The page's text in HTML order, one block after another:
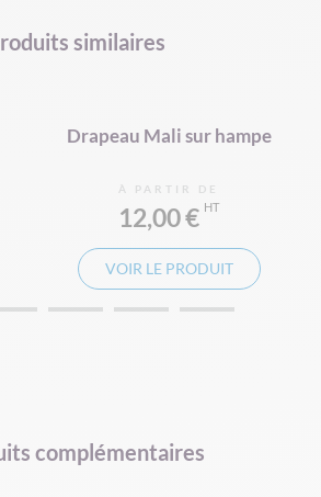
similaires
Drapeau Mali sur hampe
À PARTIR DE
12,00 €
VOIR LE PRODUIT
complémentaires